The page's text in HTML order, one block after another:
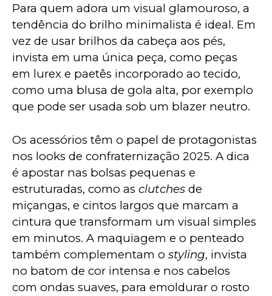
Para quem adora um visual glamouroso, a
tendência do brilho minimalista é ideal. Em
vez de usar brilhos da cabeça aos pés,
invista em uma única peça, como peças
em lurex e paetês incorporado ao tecido,
como uma blusa de gola alta, por exemplo
que pode ser usada sob um blazer neutro.
Os acessórios têm o papel de protagonistas
nos looks de confraternização 2025. A dica
é apostar nas bolsas pequenas e
estruturadas, como as clutches de
miçangas, e cintos largos que marcam a
cintura que transformam um visual simples
em minutos. A maquiagem e o penteado
também complementam o styling, invista
no batom de cor intensa e nos cabelos
com ondas suaves, para emoldurar o rosto